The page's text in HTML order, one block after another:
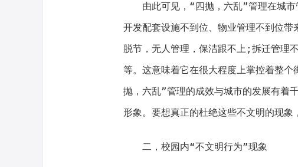
由此可见，“四抛，六乱”管理在城市
开发配套设施不到位、物业管理不到位
脱节，无人管理，保洁跟不上;拆迁管理
等。这意味着它在很大程度上掌控着整
抛，六乱”管理的成效与城市的发展有着
形象。要想真正的杜绝这些不文明的现象
二，校园内“不文明行为”现象